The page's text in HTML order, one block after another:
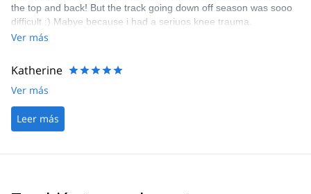
the top and back! But the track going down off season was sooo
difficult :) Mabye because i had a seriuos knee trauma.
Ver más
Katherine
Ver más
Leer más